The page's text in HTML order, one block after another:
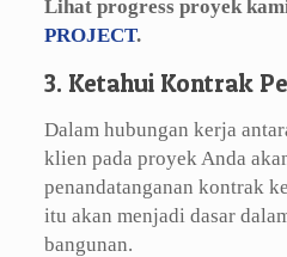
Lihat progress proyek
PROJECT.
3. Ketahui Kontrak
Dalam hubungan kerja
klien pada proyek Anda
penandatanganan kontrak
itu akan menjadi dasar
bangunan.